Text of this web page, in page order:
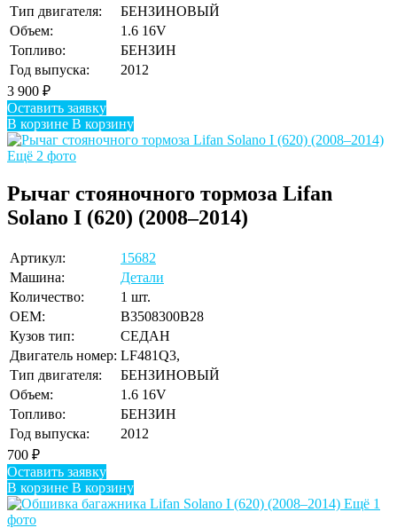
Тип двигателя:
БЕНЗИНОВЫЙ
Объем:
1.6 16V
Топливо:
БЕНЗИН
Год выпуска:
2012
3 900 ₽
Оставить заявку
В корзине В корзину
Ещё 2 фото
Рычаг стояночного тормоза Lifan
Solano I (620) (2008–2014)
Артикул:
15682
Машина:
Детали
Количество:
1 шт.
OEM:
B3508300B28
Кузов тип:
СЕДАН
Двигатель номер: LF481Q3,
Тип двигателя:
БЕНЗИНОВЫЙ
Объем:
1.6 16V
Топливо:
БЕНЗИН
Год выпуска:
2012
700 ₽
Оставить заявку
В корзине В корзину
Ещё 1
фото